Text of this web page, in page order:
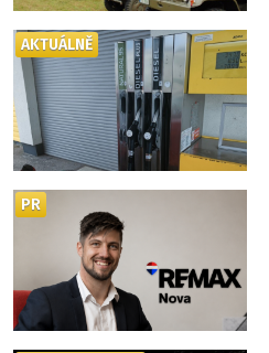
AKTUÁLNĚ
PR